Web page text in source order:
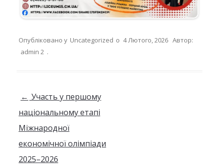
Опубліковано у Uncategorized о 4 Лютого, 2026 Автор:
admin 2 .
Навігація по запису
← Участь у першому
національному етапі
Міжнародної
економічної олімпіади
2025–2026